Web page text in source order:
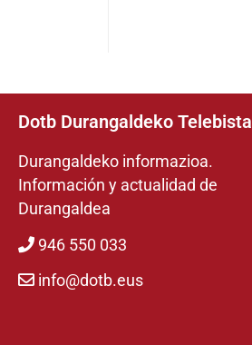
Dotb Durangaldeko Telebista
Durangaldeko informazioa.
Información y actualidad de
Durangaldea
946 550 033
info@dotb.eus